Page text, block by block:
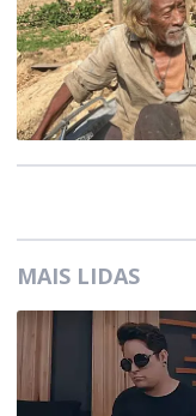
MAIS LIDAS